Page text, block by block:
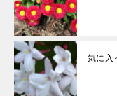
気に入